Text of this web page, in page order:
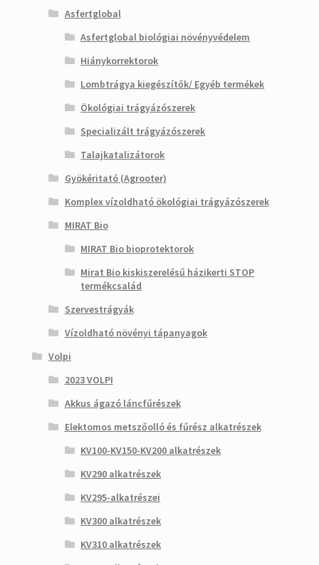
Asfertglobal
Asfertglobal biológiai növényvédelem
Hiánykorrektorok
Lombtrágya kiegészítők/ Egyéb termékek
Ökológiai trágyázószerek
Specializált trágyázószerek
Talajkatalizátorok
Gyökéritató (Agrooter)
Komplex vízoldható ökológiai trágyázószerek
MIRAT Bio
MIRAT Bio bioprotektorok
Mirat Bio kiskiszerelésű házikerti STOP
termékcsalád
Szervestrágyák
Vízoldható növényi tápanyagok
Volpi
2023 VOLPI
Akkus ágazó láncfűrészek
Elektomos metszőolló és fűrész alkatrészek
KV100-KV150-KV200 alkatrészek
KV290 alkatrészek
KV295-alkatrészei
KV300 alkatrészek
KV310 alkatrészek